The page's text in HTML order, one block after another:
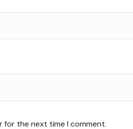
for the next time I comment.